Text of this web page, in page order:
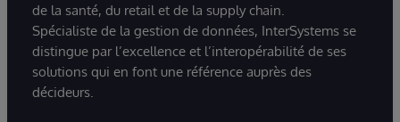
de la santé, du retail et de la supply chain.
Spécialiste de la gestion de données, InterSystems se
distingue par l’excellence et l’interopérabilité de ses
solutions qui en font une référence auprès des
décideurs.